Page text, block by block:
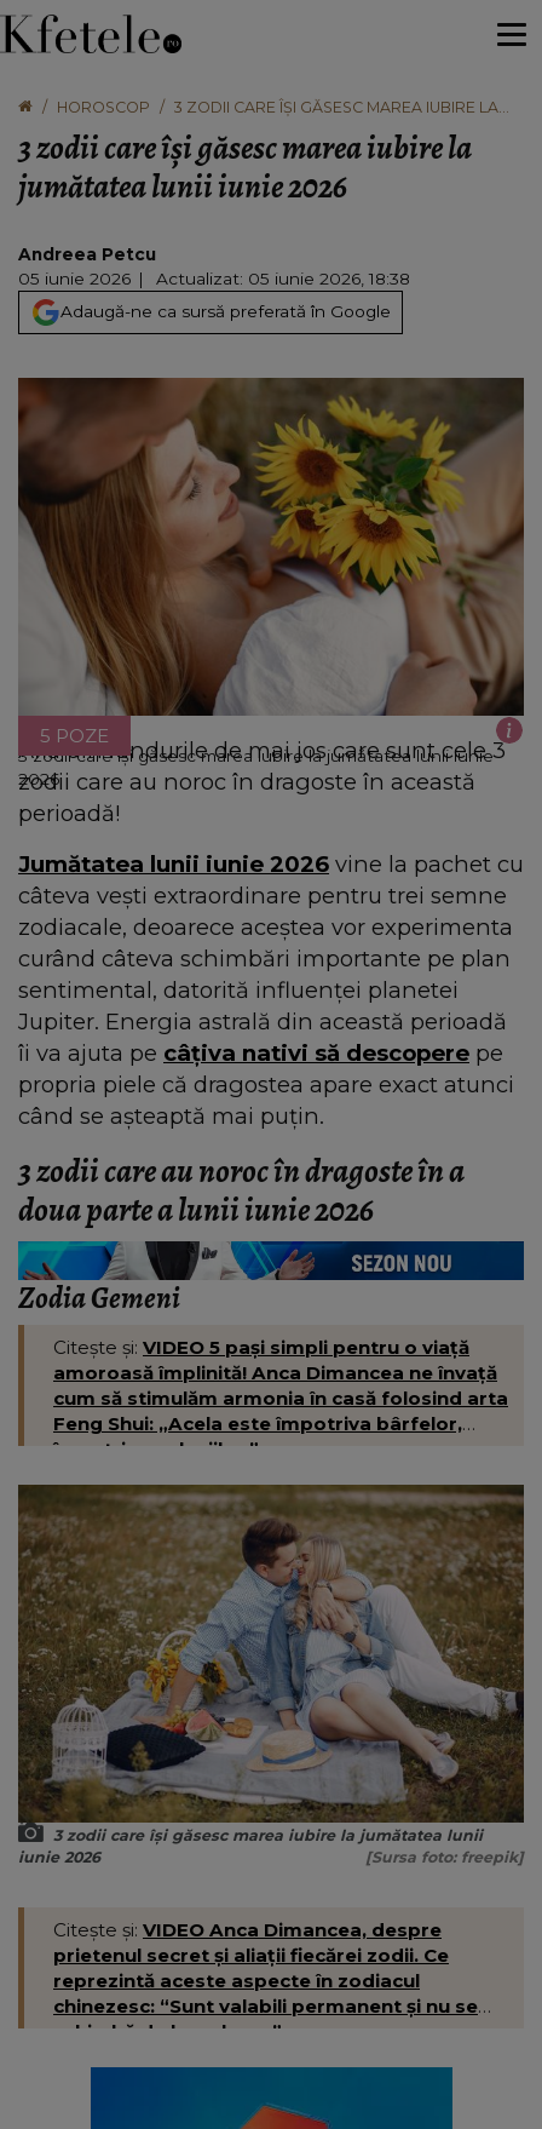
HOROSCOP
3 ZODII CARE ÎȘI GĂSESC MAREA IUBIRE LA
3 zodii care își găsesc marea iubire la
jumătatea lunii iunie 2026
Andreea Petcu
05 iunie 2026
Actualizat: 05 iunie 2026, 18:38
Adaugă-ne ca sursă preferată în Google
3 zodii care își găsesc marea iubire la jumătatea lunii iunie
2026
5 POZE
Află din rândurile de mai jos care sunt cele 3
zodii care au noroc în dragoste în această
perioadă!
Jumătatea lunii iunie 2026 vine la pachet cu
câteva vești extraordinare pentru trei semne
zodiacale, deoarece aceștea vor experimenta
curând câteva schimbări importante pe plan
sentimental, datorită influenței planetei
Jupiter. Energia astrală din această perioadă
îi va ajuta pe câțiva nativi să descopere pe
propria piele că dragostea apare exact atunci
când se așteaptă mai puțin.
3 zodii care au noroc în dragoste în a
doua parte a lunii iunie 2026
Zodia Gemeni
Citește și: VIDEO 5 pași simpli pentru o viață
amoroasă împlinită! Anca Dimancea ne învață
cum să stimulăm armonia în casă folosind arta
Feng Shui: „Acela este împotriva bârfelor,
împotriva geloziilor.”
3 zodii care își găsesc marea iubire la jumătatea lunii
iunie 2026
[Sursa foto: freepik]
Citește și: VIDEO Anca Dimancea, despre
prietenul secret și aliații fiecărei zodii. Ce
reprezintă aceste aspecte în zodiacul
chinezesc: “Sunt valabili permanent și nu se
schimbă de la an la an.”